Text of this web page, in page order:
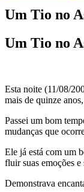
Um Tio no
Um Tio no
Esta noite (11/08/
mais de quinze
Passei um bom
mudanças que
Ele já está com um
fluir suas emoções e
Demonstrava